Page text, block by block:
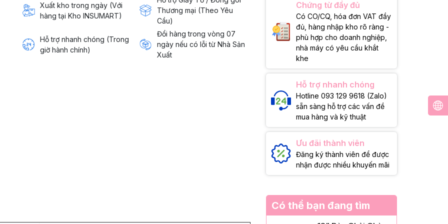
Xuất kho trong ngày (Với
hàng tại Kho INSUMART)
Thương mại (Theo Yêu
Cầu)
Hỗ trợ nhanh chóng (Trong
giờ hành chính)
Đổi hàng trong vòng 07
ngày nếu có lỗi từ Nhà Sản
Xuất
Chứng từ đầy đủ
Có CO/CQ, hóa đơn VAT đầy
đủ, hàng nhập kho rõ ràng -
phù hợp cho doanh nghiệp,
nhà máy có yêu cầu khắt
khe
Hỗ trợ nhanh chóng
Hotline 093 129 9618 (Zalo)
sẵn sàng hỗ trợ các vấn đề
mua hàng và kỹ thuật
Ưu đãi thành viên
Đăng ký thành viên để được
nhận được nhiều khuyến mãi
Có thể bạn đang tìm